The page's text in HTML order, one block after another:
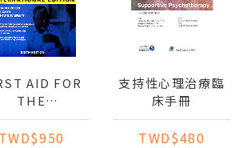
AID FOR
THE
(IE)
TWD$950
支持性心理治療臨
床手冊
TWD$480